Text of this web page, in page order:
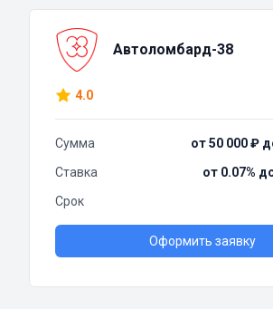
Автоломбард-38
4.0
Сумма
от 50 000 ₽
Ставка
от 0.07%
Срок
Оформить заявку